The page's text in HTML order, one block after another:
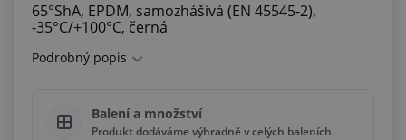
65°ShA, EPDM, samozhášivá (EN 45545-2),
-35°C/+100°C, černá
Podrobný popis
Balení a množství
Produkt dodáváme výhradně v celých baleních.